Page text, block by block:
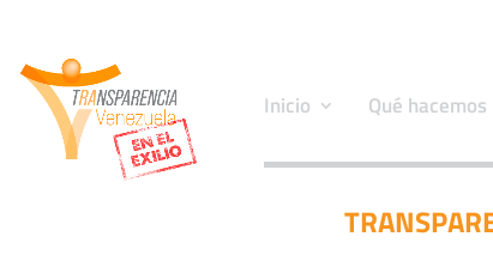
Inicio Qué hacemos